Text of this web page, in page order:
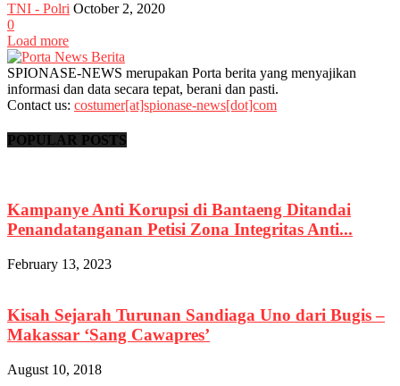
TNI - Polri October 2, 2020
0
Load more
SPIONASE-NEWS merupakan Porta berita yang menyajikan
informasi dan data secara tepat, berani dan pasti.
Contact us: costumer[at]spionase-news[dot]com
POPULAR POSTS
Kampanye Anti Korupsi di Bantaeng Ditandai
Penandatanganan Petisi Zona Integritas Anti...
February 13, 2023
Kisah Sejarah Turunan Sandiaga Uno dari Bugis –
Makassar ‘Sang Cawapres’
August 10, 2018